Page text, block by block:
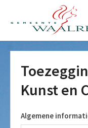
Kunst en
Algemene